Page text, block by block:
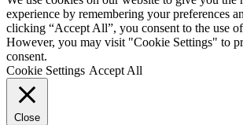
experience by remembering your preferences
clicking “Accept All”, you consent to the use
However, you may visit "Cookie Settings" to
consent.
Cookie Settings Accept All
Close